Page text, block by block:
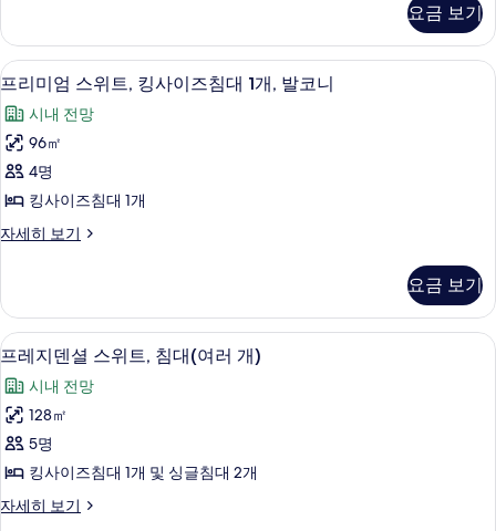
즈
침
대
1
개
사
진
모
기
룸,
킹
사
즈
침
개
세
요금 보기
프
리
미
엄
스
위
트,
사
이
즈
침
대
1
개,
발
프리미엄 스위트, 킹사이즈침대 1개,
8
프리미엄 스위트, 킹사이즈침대 1개, 발코니
시내 전망
96㎡
4명
킹사이즈침대 1개
자세히 보기
프
스
위
트,
사
이
침
대
개,
요금 보기
프
레
지
덴
셜
스
위
프레지덴셜 스위트, 침대(여러 개) | 객
6
프레지덴셜 스위트, 침대(여러 개)
시내 전망
128㎡
5명
킹사이즈침대 1개 및 싱글침대 2개
자세히 보기
프